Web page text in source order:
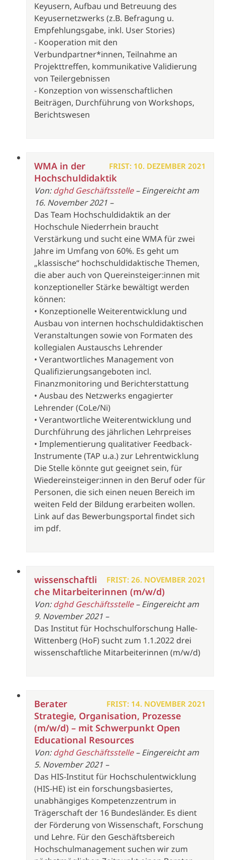
Keyusern, Aufbau und Betreuung des
Keyusernetzwerks (z.B. Befragung u.
Empfehlungsgabe, inkl. User Stories)
- Kooperation mit den
Verbundpartner*innen, Teilnahme an
Projekttreffen, kommunikative Validierung
von Teilergebnissen
- Konzeption von wissenschaftlichen
Beiträgen, Durchführung von Workshops,
Berichtswesen
FRIST: 10. DEZEMBER 2021
WMA in der
Hochschuldidaktik
Von:dghd Geschäftsstelle– Eingereicht am
16. November 2021 –
Das Team Hochschuldidaktik an der
Hochschule Niederrhein braucht
Verstärkung und sucht eine WMA für zwei
Jahre im Umfang von 60%. Es geht um
„klassische“ hochschuldidaktische Themen,
die aber auch von Quereinsteiger:innen mit
konzeptioneller Stärke bewältigt werden
können:
• Konzeptionelle Weiterentwicklung und
Ausbau von internen hochschuldidaktischen
Veranstaltungen sowie von Formaten des
kollegialen Austauschs Lehrender
• Verantwortliches Management von
Qualifizierungsangeboten incl.
Finanzmonitoring und Berichterstattung
• Ausbau des Netzwerks engagierter
Lehrender (CoLe/Ni)
• Verantwortliche Weiterentwicklung und
Durchführung des jährlichen Lehrpreises
• Implementierung qualitativer Feedback-
Instrumente (TAP u.a.) zur Lehrentwicklung
Die Stelle könnte gut geeignet sein, für
Wiedereinsteiger:innen in den Beruf oder für
Personen, die sich einen neuen Bereich im
weiten Feld der Bildung erarbeiten wollen.
Link auf das Bewerbungsportal findet sich
im pdf.
FRIST: 26. NOVEMBER 2021
wissenschaftli
che Mitarbeiterinnen (m/w/d)
Von:dghd Geschäftsstelle– Eingereicht am
9. November 2021 –
Das Institut für Hochschulforschung Halle-
Wittenberg (HoF) sucht zum 1.1.2022 drei
wissenschaftliche Mitarbeiterinnen (m/w/d)
FRIST: 14. NOVEMBER 2021
Berater
Strategie, Organisation, Prozesse
(m/w/d) – mit Schwerpunkt Open
Educational Resources
Von:dghd Geschäftsstelle– Eingereicht am
5. November 2021 –
Das HIS-Institut für Hochschulentwicklung
(HIS-HE) ist ein forschungsbasiertes,
unabhängiges Kompetenzzentrum in
Trägerschaft der 16 Bundesländer. Es dient
der Förderung von Wissenschaft, Forschung
und Lehre. Für den Geschäftsbereich
Hochschulmanagement suchen wir zum